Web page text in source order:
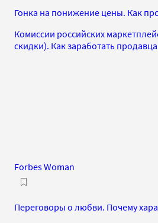
Гонка на понижение цены. Как
Комиссии российских
скидки). Как заработать
Forbes Woman
Переговоры о любви. Почему